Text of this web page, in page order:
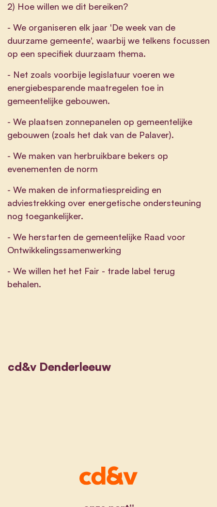
2) Hoe willen we dit bereiken?
- We organiseren elk jaar 'De week van de
duurzame gemeente', waarbij we telkens focussen
op een specifiek duurzaam thema.
- Net zoals voorbije legislatuur voeren we
energiebesparende maatregelen toe in
gemeentelijke gebouwen.
- We plaatsen zonnepanelen op gemeentelijke
gebouwen (zoals het dak van de Palaver).
- We maken van herbruikbare bekers op
evenementen de norm
- We maken de informatiespreiding en
adviestrekking over energetische ondersteuning
nog toegankelijker.
- We herstarten de gemeentelijke Raad voor
Ontwikkelingssamenwerking
- We willen het het Fair - trade label terug
behalen.
cd&v Denderleeuw